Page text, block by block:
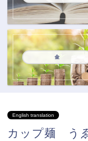
金
English translation
カップ麺 う